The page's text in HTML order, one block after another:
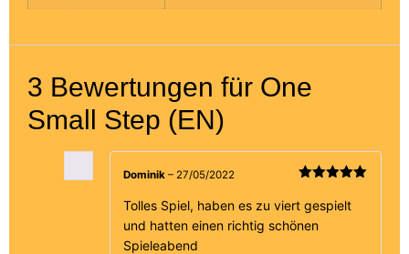
3 Bewertungen für One
Small Step (EN)
mit5von 5
Dominik – 27/05/2022
Tolles Spiel, haben es zu viert gespielt
und hatten einen richtig schönen
Spieleabend